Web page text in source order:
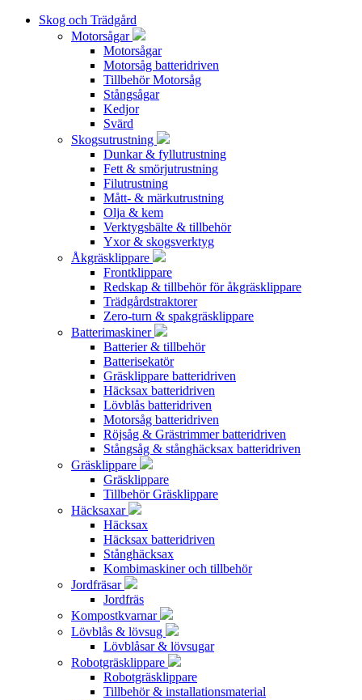
Skog och Trädgård
Motorsågar
Motorsågar
Motorsåg batteridriven
Tillbehör Motorsåg
Stångsågar
Kedjor
Svärd
Skogsutrustning
Dunkar & fyllutrustning
Fett & smörjutrustning
Filutrustning
Mått- & märkutrustning
Olja & kem
Verktygsbälte & tillbehör
Yxor & skogsverktyg
Åkgräsklippare
Frontklippare
Redskap & tillbehör för åkgräsklippare
Trädgårdstraktorer
Zero-turn & spakgräsklippare
Batterimaskiner
Batterier & tillbehör
Batterisekatör
Gräsklippare batteridriven
Häcksax batteridriven
Lövblås batteridriven
Motorsåg batteridriven
Röjsåg & Grästrimmer batteridriven
Stångsåg & stånghäcksax batteridriven
Gräsklippare
Gräsklippare
Tillbehör Gräsklippare
Häcksaxar
Häcksax
Häcksax batteridriven
Stånghäcksax
Kombimaskiner och tillbehör
Jordfräsar
Jordfräs
Kompostkvarnar
Lövblås & lövsug
Lövblåsar & lövsugar
Robotgräsklippare
Robotgräsklippare
Tillbehör & installationsmaterial